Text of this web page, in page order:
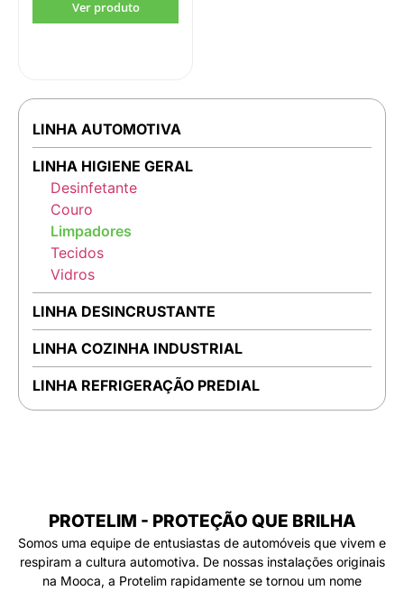
LINHA AUTOMOTIVA
LINHA HIGIENE GERAL
Desinfetante
Couro
Limpadores
Tecidos
Vidros
LINHA DESINCRUSTANTE
LINHA COZINHA INDUSTRIAL
LINHA REFRIGERAÇÃO PREDIAL
PROTELIM - PROTEÇÃO QUE BRILHA
Somos uma equipe de entusiastas de automóveis que vivem e
respiram a cultura automotiva. De nossas instalações originais
na Mooca, a Protelim rapidamente se tornou um nome